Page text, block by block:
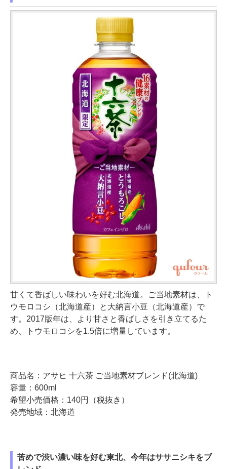
甘くて香ばしい味わいを好む北海道。ご当地素材は、ト
ウモロコシ（北海道産）と大納言小豆（北海道産）で
す。2017版年は、より甘さと香ばしさを引き立てるた
め、トウモロコシを1.5倍に増量しています。
商品名：アサヒ 十六茶 ご当地素材ブレンド(北海道)
容量：600ml
希望小売価格：140円（税抜き）
発売地域：北海道
苦めで渋い濃い味を好む東北、今年はササニシキをブ